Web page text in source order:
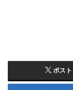
ポスト